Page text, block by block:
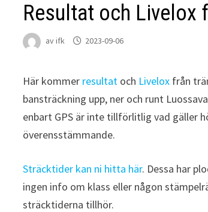
Resultat och Livelox
avifk 2023-09-06
Här kommer resultat och Livelox från
bansträckning upp, ner och runt
enbart GPS är inte tillförlitlig vad gäller
överensstämmande.
Sträcktider kan ni hitta här. Dessa har
ingen info om klass eller någon
sträcktiderna tillhör.